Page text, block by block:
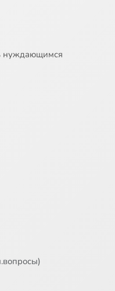
нуждающимся